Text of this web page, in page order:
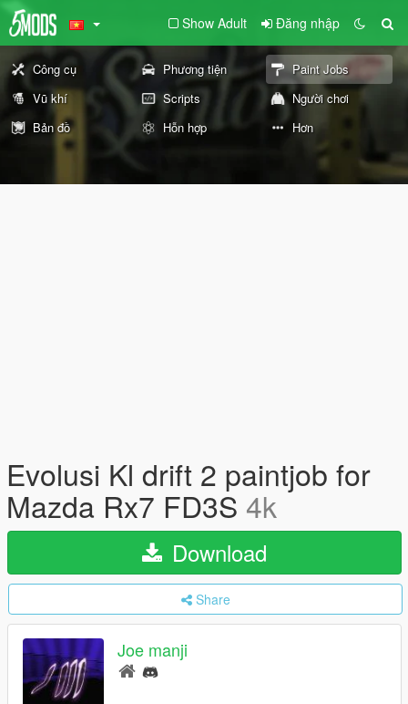
Show Adult Đăng nhập
Công cụ Phương tiện
Paint Jobs
Vũ khí
Scripts
Người chơi
Bản đồ
Hỗn hợp Hơn
Evolusi Kl drift 2 paintjob for
Mazda Rx7 FD3S 4k
Download
Share
Joe manji